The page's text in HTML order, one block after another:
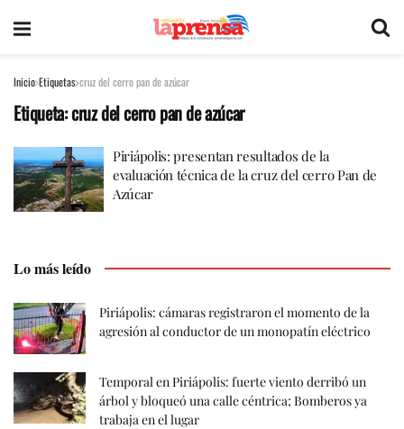
Inicio Etiquetas cruz del cerro pan de azúcar
Etiqueta:cruz del cerro pan de azúcar
Piriápolis: presentan resultados de la
evaluación técnica de la cruz del cerro Pan de
Azúcar
Lo más leído
Piriápolis: cámaras registraron el momento de la
agresión al conductor de un monopatín eléctrico
Temporal en Piriápolis: fuerte viento derribó un
árbol y bloqueó una calle céntrica; Bomberos ya
trabaja en el lugar